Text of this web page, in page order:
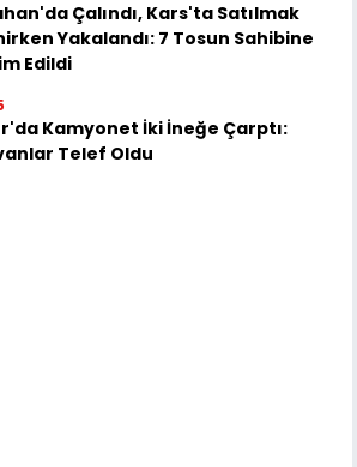
Çalındı, Kars'ta Satılmak
Yakalandı: 7 Tosun Sahibine
Edildi
Kamyonet İki İneğe Çarptı:
Telef Oldu